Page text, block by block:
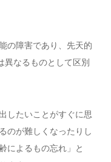
の障害であり、先天的
異なるものとして区別
したいことがすぐに思
のが難しくなったりし
によるもの忘れ」と